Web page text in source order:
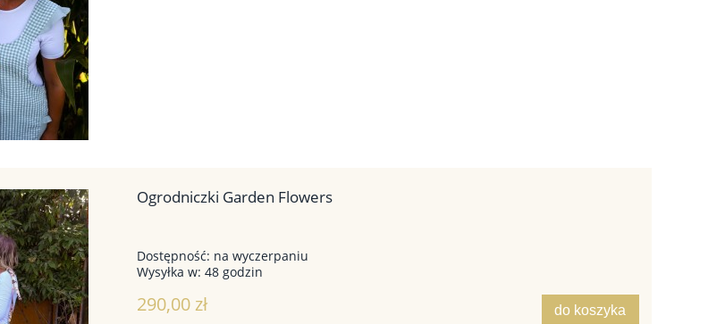
Ogrodniczki Garden Flowers
Dostępność: na wyczerpaniu
Wysyłka w: 48 godzin
290,00 zł do koszyka